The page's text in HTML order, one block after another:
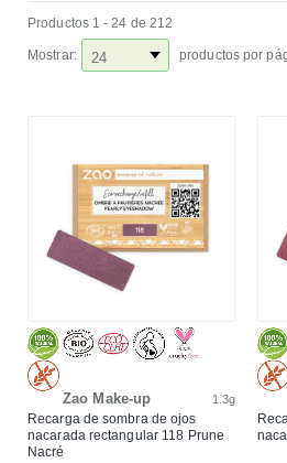
AYUDA
Productos 1 - 24 de 212
Mostrar: productos por
Zao Make-up 1.3g
Recarga de sombra de ojos
nacarada rectangular 118 Prune
Nacré